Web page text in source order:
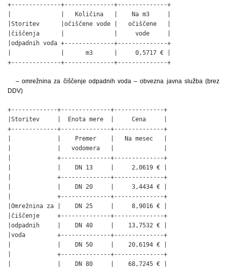
+--------------+--------------+--------------+
|              |   Količina   |    Na m3     |
|Storitev      |očiščene vode |   očiščene   |
|čiščenja      |              |     vode     |
|odpadnih voda +--------------+--------------+
|              |      m3      |     0,5717 € |
+--------------+--------------+--------------+
– omrežnina za čiščenje odpadnih voda – obvezna javna služba (brez
DDV)
+-------------+--------------+--------------+
|Storitev     |  Enota mere  |     Cena     |
+-------------+--------------+--------------+
|             |    Premer    |   Na mesec   |
|             |   vodomera   |              |
|             +--------------+--------------+
|             |    DN 13     |     2,0619 € |
|             +--------------+--------------+
|             |    DN 20     |     3,4434 € |
|             +--------------+--------------+
|Omrežnina za |    DN 25     |     8,9016 € |
|čiščenje     +--------------+--------------+
|odpadnih     |    DN 40     |    13,7532 € |
|voda         +--------------+--------------+
|             |    DN 50     |    20,6194 € |
|             +--------------+--------------+
|             |    DN 80     |    68,7245 € |